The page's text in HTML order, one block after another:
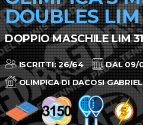
DOUBLES LIM
DOPPIO MASCHILE LIM
ISCRITTI: 26/64
DAL 09/
OLIMPICA DI DACOSI